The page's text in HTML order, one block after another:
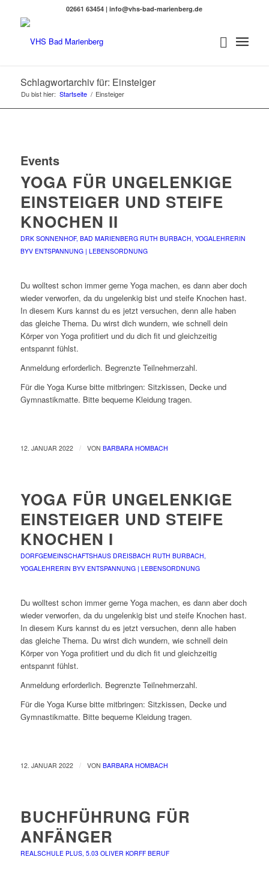
02661 63454 | info@vhs-bad-marienberg.de
Schlagwortarchiv für: Einsteiger
Du bist hier: Startseite / Einsteiger
Events
YOGA FÜR UNGELENKIGE
EINSTEIGER UND STEIFE
KNOCHEN II
DRK SONNENHOF, BAD MARIENBERG RUTH BURBACH, YOGALEHRERIN
BYV ENTSPANNUNG | LEBENSORDNUNG
Du wolltest schon immer gerne Yoga machen, es dann aber doch
wieder verworfen, da du ungelenkig bist und steife Knochen hast.
In diesem Kurs kannst du es jetzt versuchen, denn alle haben
das gleiche Thema. Du wirst dich wundern, wie schnell dein
Körper von Yoga profitiert und du dich fit und gleichzeitig
entspannt fühlst.
Anmeldung erforderlich. Begrenzte Teilnehmerzahl.
Für die Yoga Kurse bitte mitbringen: Sitzkissen, Decke und
Gymnastikmatte. Bitte bequeme Kleidung tragen.
12. JANUAR 2022 / VON BARBARA HOMBACH
YOGA FÜR UNGELENKIGE
EINSTEIGER UND STEIFE
KNOCHEN I
DORFGEMEINSCHAFTSHAUS DREISBACH RUTH BURBACH,
YOGALEHRERIN BYV ENTSPANNUNG | LEBENSORDNUNG
Du wolltest schon immer gerne Yoga machen, es dann aber doch
wieder verworfen, da du ungelenkig bist und steife Knochen hast.
In diesem Kurs kannst du es jetzt versuchen, denn alle haben
das gleiche Thema. Du wirst dich wundern, wie schnell dein
Körper von Yoga profitiert und du dich fit und gleichzeitig
entspannt fühlst.
Anmeldung erforderlich. Begrenzte Teilnehmerzahl.
Für die Yoga Kurse bitte mitbringen: Sitzkissen, Decke und
Gymnastikmatte. Bitte bequeme Kleidung tragen.
12. JANUAR 2022 / VON BARBARA HOMBACH
BUCHFÜHRUNG FÜR
ANFÄNGER
REALSCHULE PLUS, 5.03 OLIVER KORFF BERUF